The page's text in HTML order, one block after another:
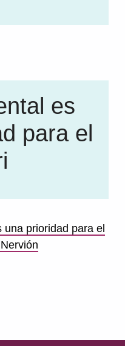
es
para el
una prioridad para el